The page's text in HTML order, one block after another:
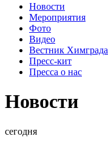
Новости
Мероприятия
Фото
Видео
Вестник Химграда
Пресс-кит
Пресса о нас
Новости
сегодня